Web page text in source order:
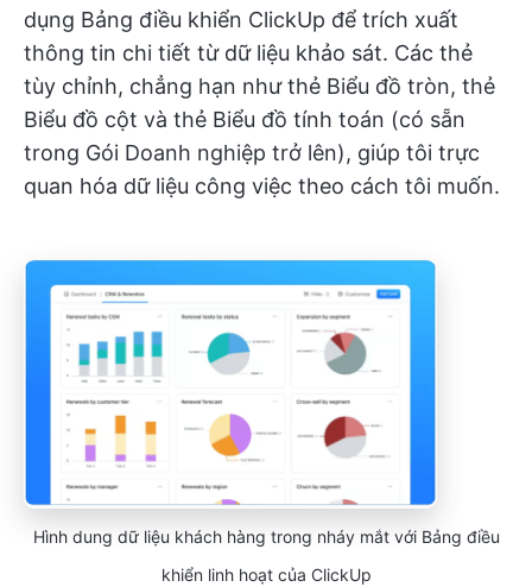
dụng Bảng điều khiển ClickUp để trích xuất
thông tin chi tiết từ dữ liệu khảo sát. Các thẻ
tùy chỉnh, chẳng hạn như thẻ Biểu đồ tròn, thẻ
Biểu đồ cột và thẻ Biểu đồ tính toán (có sẵn
trong Gói Doanh nghiệp trở lên), giúp tôi trực
quan hóa dữ liệu công việc theo cách tôi muốn.
Hình dung dữ liệu khách hàng trong nháy mắt với Bảng điều
khiển linh hoạt của ClickUp